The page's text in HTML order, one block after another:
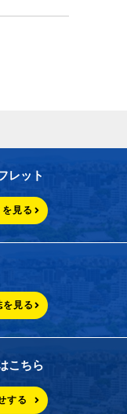
レット
見る
見る
こちら
する